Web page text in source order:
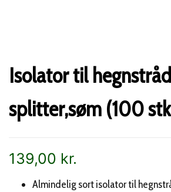
Isolator til hegnstråd
splitter,søm (100
139,00 kr.
Almindelig sort isolator til